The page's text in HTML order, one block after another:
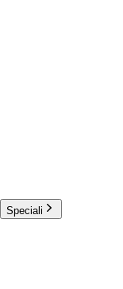
Speciali